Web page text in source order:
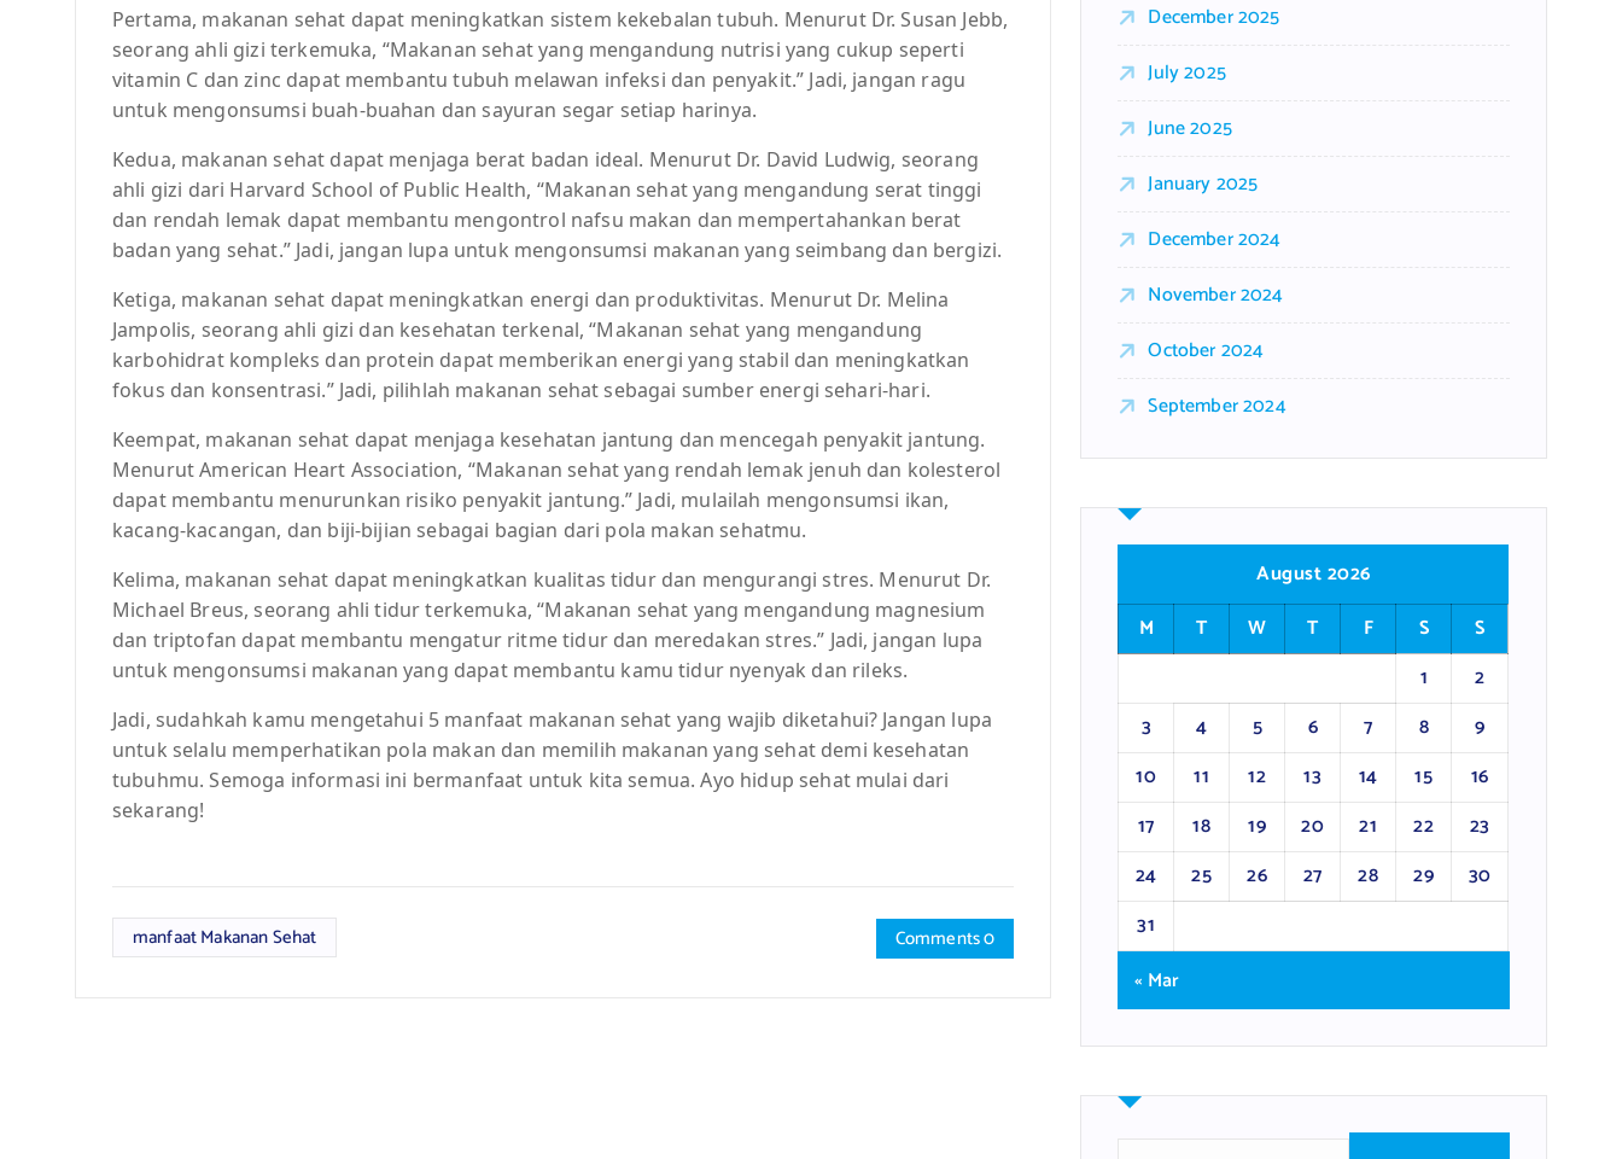
Pertama, makanan sehat dapat meningkatkan sistem kekebalan tubuh. Menurut Dr. Susan Jebb,
seorang ahli gizi terkemuka, “Makanan sehat yang mengandung nutrisi yang cukup seperti
vitamin C dan zinc dapat membantu tubuh melawan infeksi dan penyakit.” Jadi, jangan ragu
untuk mengonsumsi buah-buahan dan sayuran segar setiap harinya.
Kedua, makanan sehat dapat menjaga berat badan ideal. Menurut Dr. David Ludwig, seorang
ahli gizi dari Harvard School of Public Health, “Makanan sehat yang mengandung serat tinggi
dan rendah lemak dapat membantu mengontrol nafsu makan dan mempertahankan berat
badan yang sehat.” Jadi, jangan lupa untuk mengonsumsi makanan yang seimbang dan bergizi.
Ketiga, makanan sehat dapat meningkatkan energi dan produktivitas. Menurut Dr. Melina
Jampolis, seorang ahli gizi dan kesehatan terkenal, “Makanan sehat yang mengandung
karbohidrat kompleks dan protein dapat memberikan energi yang stabil dan meningkatkan
fokus dan konsentrasi.” Jadi, pilihlah makanan sehat sebagai sumber energi sehari-hari.
Keempat, makanan sehat dapat menjaga kesehatan jantung dan mencegah penyakit jantung.
Menurut American Heart Association, “Makanan sehat yang rendah lemak jenuh dan kolesterol
dapat membantu menurunkan risiko penyakit jantung.” Jadi, mulailah mengonsumsi ikan,
kacang-kacangan, dan biji-bijian sebagai bagian dari pola makan sehatmu.
Kelima, makanan sehat dapat meningkatkan kualitas tidur dan mengurangi stres. Menurut Dr.
Michael Breus, seorang ahli tidur terkemuka, “Makanan sehat yang mengandung magnesium
dan triptofan dapat membantu mengatur ritme tidur dan meredakan stres.” Jadi, jangan lupa
untuk mengonsumsi makanan yang dapat membantu kamu tidur nyenyak dan rileks.
Jadi, sudahkah kamu mengetahui 5 manfaat makanan sehat yang wajib diketahui? Jangan lupa
untuk selalu memperhatikan pola makan dan memilih makanan yang sehat demi kesehatan
tubuhmu. Semoga informasi ini bermanfaat untuk kita semua. Ayo hidup sehat mulai dari
sekarang!
manfaat Makanan Sehat Comments 0
December 2025
July 2025
June 2025
January 2025
December 2024
November 2024
October 2024
September 2024
August 2026
M
T W T F S
S
1
2
3
4 5 6 7 8
9
10
11 12 13 14 15
16
17
18 19 20 21 22
23
24
25 26 27 28 29
30
31
« Mar